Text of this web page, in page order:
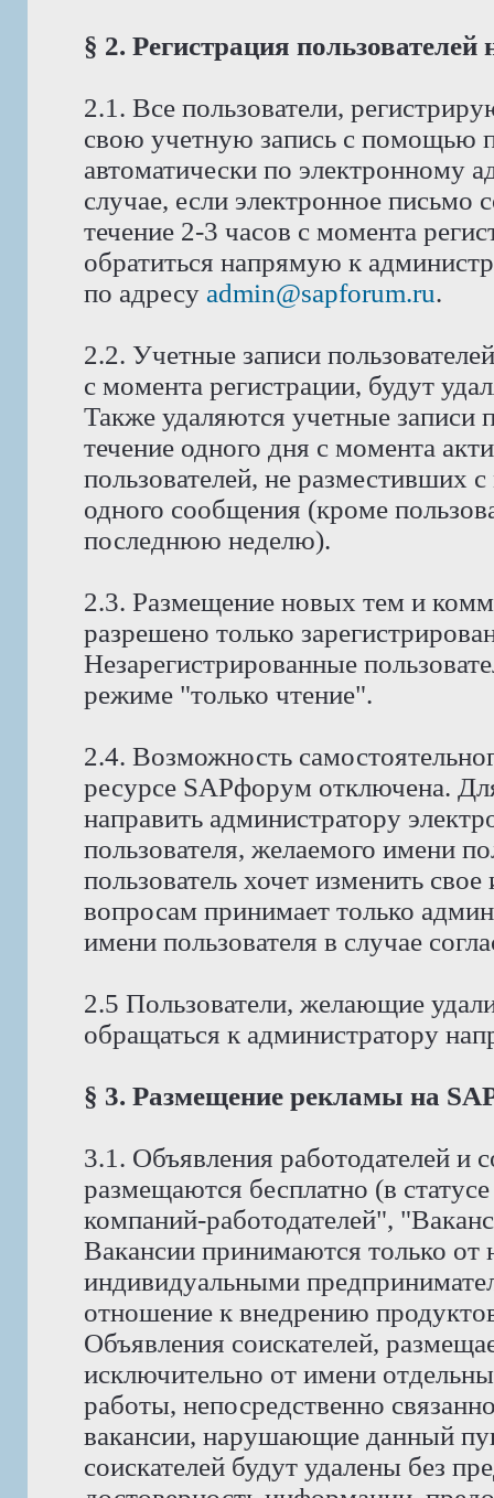
§ 2. Регистрация пользователей
2.1. Все пользователи,
свою учетную запись с помощью
автоматически по электронному
случае, если электронное письмо
течение 2-3 часов с момента
обратиться напрямую к
по адресу admin@sapforum.ru.
2.2. Учетные записи
с момента регистрации, будут
Также удаляются учетные записи
течение одного дня с момента
пользователей, не разместивших
одного сообщения (кроме
последнюю неделю).
2.3. Размещение новых тем и
разрешено только
Незарегистрированные
режиме "только чтение".
2.4. Возможность
ресурсе SAPфорум отключена.
направить администратору
пользователя, желаемого имени
пользователь хочет изменить
вопросам принимает только
имени пользователя в случае
2.5 Пользователи, желающие
обращаться к администратору
§ 3. Размещение рекламы на
3.1. Объявления работодателей и
размещаются бесплатно (в
компаний-работодателей",
Вакансии принимаются только
индивидуальными
отношение к внедрению
Объявления соискателей,
исключительно от имени
работы, непосредственно
вакансии, нарушающие данный
соискателей будут удалены без